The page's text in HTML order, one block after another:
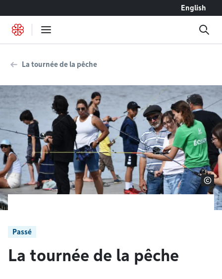
English
La tournée de la pêche
Passé
La tournée de la pêche